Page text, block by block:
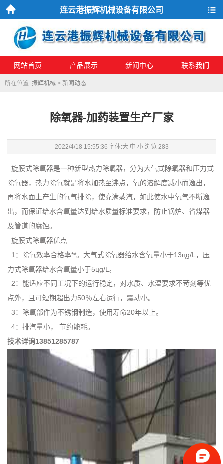
首页
连云港振辉机械设备有限公司
网站首页 产品展示 新闻中心 联系我们
所在位置: 振辉机械 > 新闻动态
除氧器-加药装置生产厂家
2022/4/18 15:55:36 字体:大 中 小浏览 283
旋膜式除氧器是一种新型热力除氧器，分为大气式除氧器和压力式
除氧器，热力除氧就是将水加热至沸点，氧的溶解度减小而逸出，
再将水面上产生的氧气排除，使充满蒸汽，如此使水中氧气不断逸
出，而保证给水含氧量达到给水质量标准要求，防止锅炉、省煤器
及管道的腐蚀。
旋膜式除氧器优点
1：除氧效率合格率**。大气式除氧器给水含氧量小于13цɡ/L，压
力式除氧器给水含氧量小于5цɡ/L。
2：能适应不同工况下的运行稳定，对水质、水温要求不苛刻等优
点外，
且可短期超出力50％左右运行，震动小。
3：除氧部件为不锈钢制造，使用寿命20年以上。
4：排汽量小， 节约能耗。
技术详询13851285787